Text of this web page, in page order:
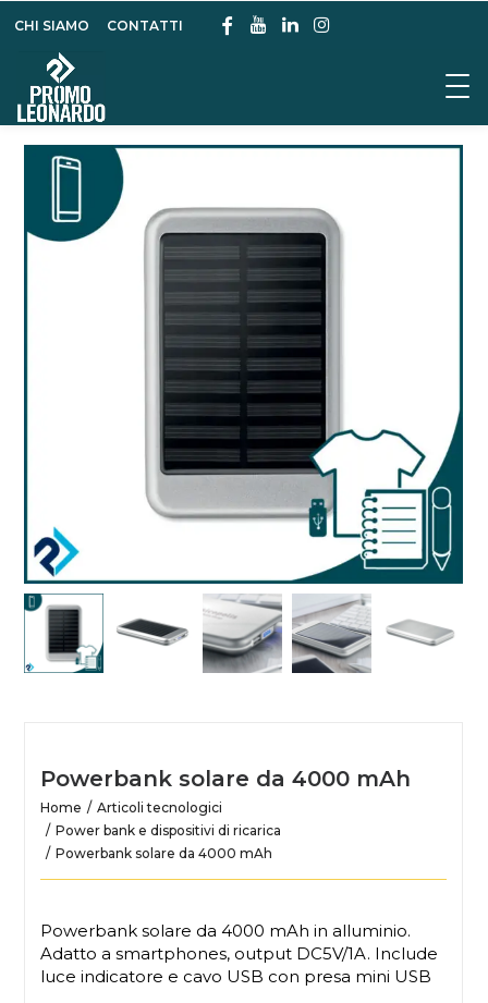
CHI SIAMO CONTATTI
Powerbank solare da 4000 mAh
Home
Articoli tecnologici
Power bank e dispositivi di ricarica
Powerbank solare da 4000 mAh
Powerbank solare da 4000 mAh in alluminio.
Adatto a smartphones, output DC5V/1A. Include
luce indicatore e cavo USB con presa mini USB